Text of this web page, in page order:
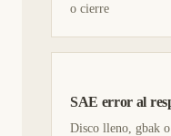
o cierre
SAE error al
Disco lleno, gbak